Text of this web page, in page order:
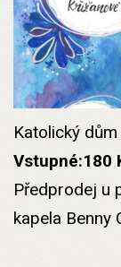
Katolický dům
Vstupné:180
Předprodej u
kapela Benny